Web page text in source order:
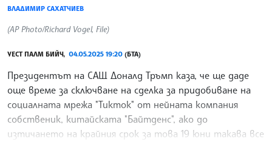
ВЛАДИМИР САХАТЧИЕВ
(AP Photo/Richard Vogel, File)
УЕСТ ПАЛМ БИЙЧ, 04.05.2025 19:20 (БТА)
Президентът на САЩ Доналд Тръмп каза, че ще даде
още време за сключване на сделка за придобиване на
социалната мрежа "Тикток" от нейната компания
собственик, китайската "Байтденс", ако до
изтичането на крайния срок за това 19 юни такава все